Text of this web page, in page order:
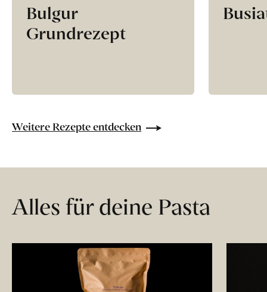
Bulgur
Grundrezept
Weitere Rezepte entdecken
Alles für deine Pasta